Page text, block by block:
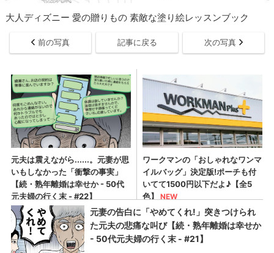
大人ディズニー 愛の贈りもの 素敵な塗り絵レッスンブック
前の写真 記事に戻る 次の写真